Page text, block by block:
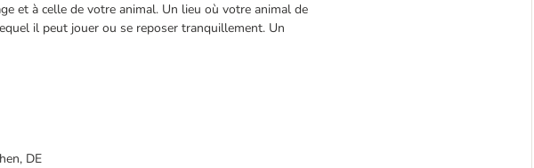
et à celle de votre animal. Un lieu où votre animal de
il peut jouer ou se reposer tranquillement. Un
DE